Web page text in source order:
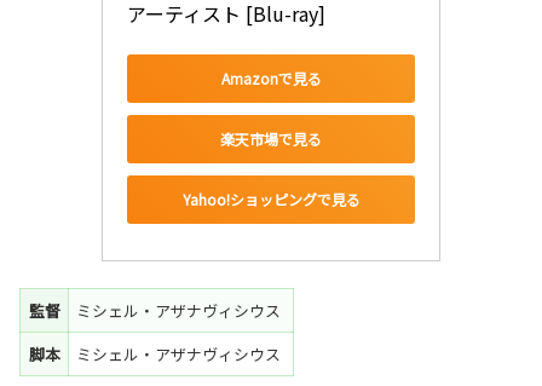
アーティスト [Blu-ray]
Amazonで見る
楽天市場で見る
Yahoo!ショッピングで見る
監督
ミシェル・アザナヴィシウス
脚本
ミシェル・アザナヴィシウス